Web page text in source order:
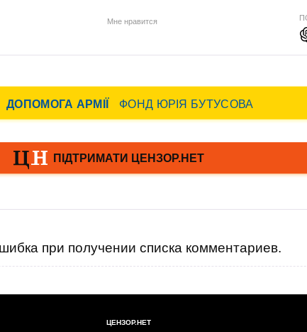
Мне нравится
при получении списка комментариев.
ЦЕНЗОР.НЕТ